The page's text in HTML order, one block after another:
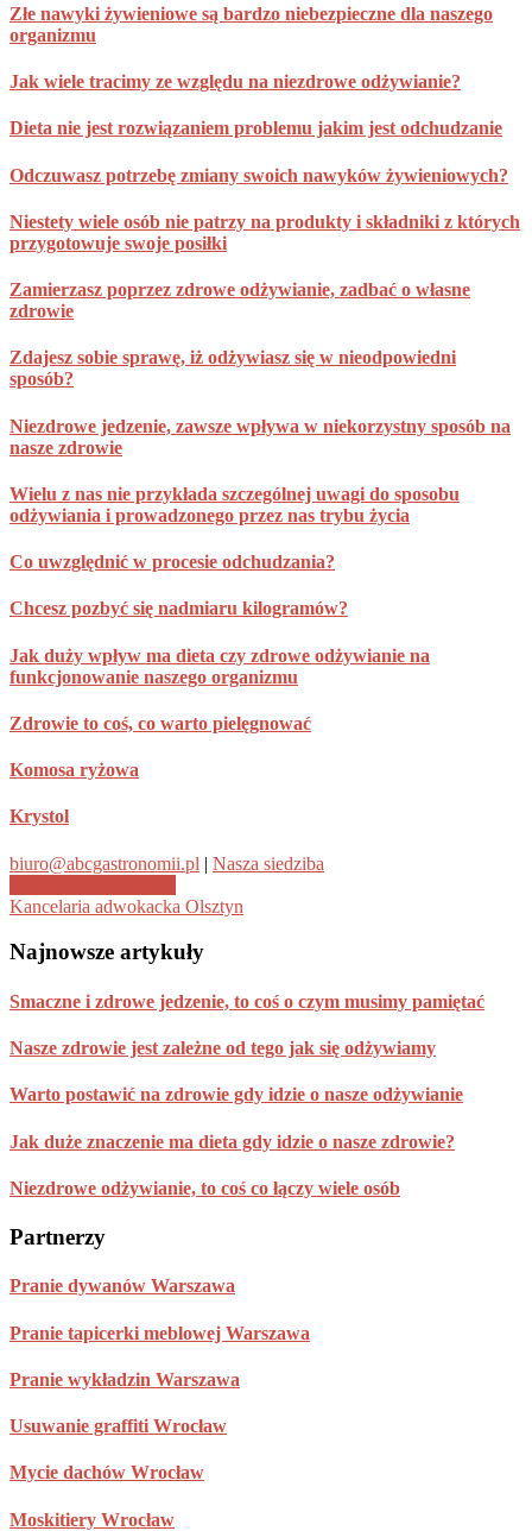
Złe nawyki żywieniowe są bardzo niebezpieczne dla naszego
organizmu
Jak wiele tracimy ze względu na niezdrowe odżywianie?
Dieta nie jest rozwiązaniem problemu jakim jest odchudzanie
Odczuwasz potrzebę zmiany swoich nawyków żywieniowych?
Niestety wiele osób nie patrzy na produkty i składniki z których
przygotowuje swoje posiłki
Zamierzasz poprzez zdrowe odżywianie, zadbać o własne
zdrowie
Zdajesz sobie sprawę, iż odżywiasz się w nieodpowiedni
sposób?
Niezdrowe jedzenie, zawsze wpływa w niekorzystny sposób na
nasze zdrowie
Wielu z nas nie przykłada szczególnej uwagi do sposobu
odżywiania i prowadzonego przez nas trybu życia
Co uwzględnić w procesie odchudzania?
Chcesz pozbyć się nadmiaru kilogramów?
Jak duży wpływ ma dieta czy zdrowe odżywianie na
funkcjonowanie naszego organizmu
Zdrowie to coś, co warto pielęgnować
Komosa ryżowa
Krystol
biuro@abcgastronomii.pl | Nasza siedziba
Kancelaria adwokacka Olsztyn
Footer
Najnowsze artykuły
Smaczne i zdrowe jedzenie, to coś o czym musimy pamiętać
Nasze zdrowie jest zależne od tego jak się odżywiamy
Warto postawić na zdrowie gdy idzie o nasze odżywianie
Jak duże znaczenie ma dieta gdy idzie o nasze zdrowie?
Niezdrowe odżywianie, to coś co łączy wiele osób
Partnerzy
Pranie dywanów Warszawa
Pranie tapicerki meblowej Warszawa
Pranie wykładzin Warszawa
Usuwanie graffiti Wrocław
Mycie dachów Wrocław
Moskitiery Wrocław